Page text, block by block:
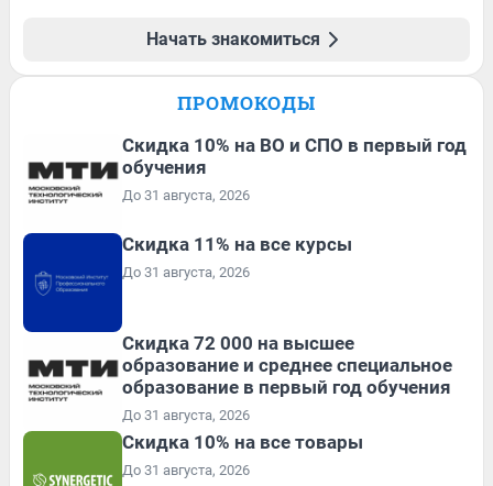
Начать знакомиться
ПРОМОКОДЫ
Скидка 10% на ВО и СПО в первый год
обучения
До 31 августа, 2026
Скидка 11% на все курсы
До 31 августа, 2026
Скидка 72 000 на высшее
образование и среднее специальное
образование в первый год обучения
До 31 августа, 2026
Скидка 10% на все товары
До 31 августа, 2026